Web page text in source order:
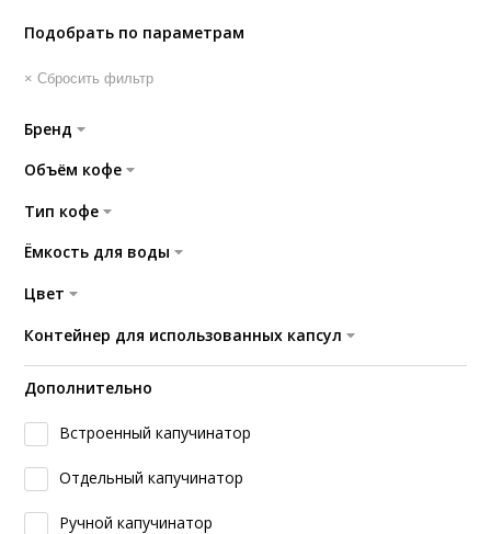
Подобрать по параметрам
× Сбросить фильтр
Бренд
Объём кофе
Тип кофе
Ёмкость для воды
Цвет
Контейнер для использованных капсул
Дополнительно
Встроенный капучинатор
Отдельный капучинатор
Ручной капучинатор